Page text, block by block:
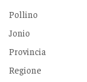
Pollino
Jonio
Provincia
Regione